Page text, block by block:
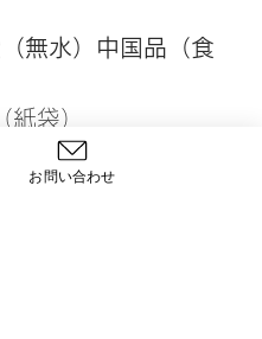
無水）中国品（食
紙袋）
お問い合わせ